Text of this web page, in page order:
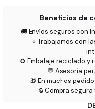
Beneficios de
🚚 Envíos seguros con
⭐ Trabajamos con
♻️ Embalaje reciclado y
💬 Asesoría
🎁 En muchos
🔒 Compra